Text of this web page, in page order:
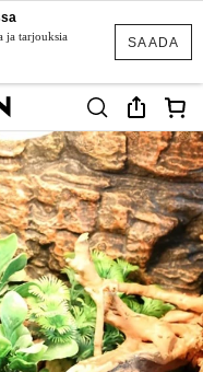
SAADA
ja tarjouksia